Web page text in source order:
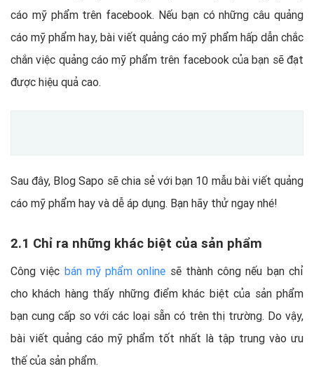
cáo mỹ phẩm trên facebook. Nếu bạn có những câu quảng
cáo mỹ phẩm hay, bài viết quảng cáo mỹ phẩm hấp dẫn chắc
chắn việc quảng cáo mỹ phẩm trên facebook của bạn sẽ đạt
được hiệu quả cao.
Sau đây, Blog Sapo sẽ chia sẻ với bạn 10 mẫu bài viết quảng
cáo mỹ phẩm hay và dễ áp dụng. Bạn hãy thử ngay nhé!
2.1 Chỉ ra những khác biệt của sản phẩm
Công việc bán mỹ phẩm online sẽ thành công nếu bạn chỉ
cho khách hàng thấy những điểm khác biệt của sản phẩm
bạn cung cấp so với các loại sẵn có trên thị trường. Do vậy,
bài viết quảng cáo mỹ phẩm tốt nhất là tập trung vào ưu
thế của sản phẩm.